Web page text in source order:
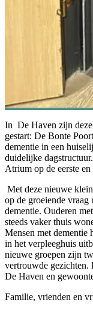
In De Haven zijn
gestart: De Bonte
dementie in een
duidelijke
Atrium op de eerste en
Met deze nieuwe
op de groeiende
dementie. Ouderen
steeds vaker thuis
Mensen met dementie
in het verpleeghuis
nieuwe groepen zijn
vertrouwde gezichten.
De Haven en
Familie, vrienden en